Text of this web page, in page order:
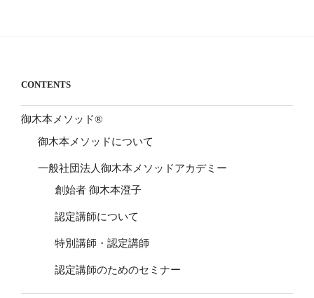
CONTENTS
御木本メソッド®
御木本メソッドについて
一般社団法人御木本メソッドアカデミー
創始者 御木本澄子
認定講師について
特別講師・認定講師
認定講師のためのセミナー